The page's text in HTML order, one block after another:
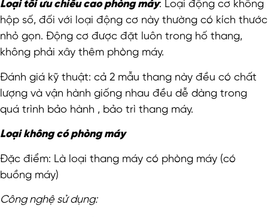
Loại tối ưu chiều cao phòng máy: Loại động cơ không
hộp số, đối với loại động cơ này thường có kích thước
nhỏ gọn. Động cơ được đặt luôn trong hố thang,
không phải xây thêm phòng máy.
Đánh giá kỹ thuật: cả 2 mẫu thang này đều có chất
lượng và vận hành giống nhau đều dễ dàng trong
quá trình bảo hành , bảo trì thang máy.
Loại không có phòng máy
Đặc điểm: Là loại thang máy có phòng máy (có
buồng máy)
Công nghệ sử dụng: